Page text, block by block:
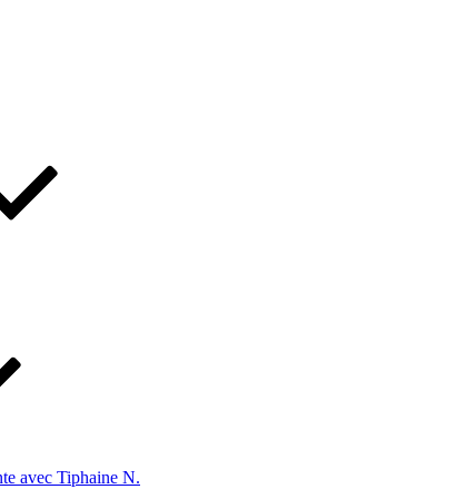
avec Tiphaine N.